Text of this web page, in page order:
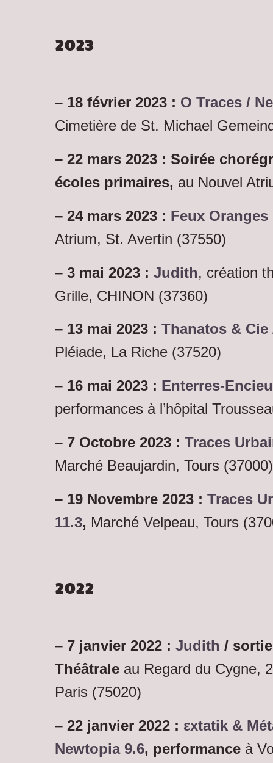
2023
– 18 février 2023 : O Traces /
Cimetière de St. Michael
– 22 mars 2023 : Soirée
écoles primaires, au Nouvel
– 24 mars 2023 : Feux Oranges
Atrium, St. Avertin (37550)
– 3 mai 2023 : Judith, création
Grille, CHINON (37360)
– 13 mai 2023 : Thanatos & Cie
Pléiade, La Riche (37520)
– 16 mai 2023 : Enterres-
performances à l’hôpital
– 7 Octobre 2023 : Traces
Marché Beaujardin, Tours (37000)
– 19 Novembre 2023 : Traces
11.3, Marché Velpeau, Tours
2022
– 7 janvier 2022 : Judith /
Théâtrale au Regard du Cygne,
Paris (75020)
– 22 janvier 2022 : εxtatik &
Newtopia 9.6, performance à